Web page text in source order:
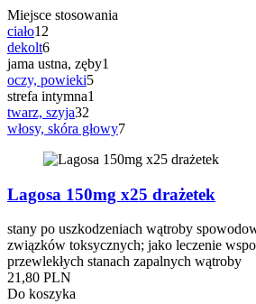
Miejsce stosowania
ciało12
dekolt6
jama ustna, zęby1
oczy, powieki5
strefa intymna1
twarz, szyja32
włosy, skóra głowy7
Lagosa 150mg x25 drażetek
stany po uszkodzeniach wątroby
związków toksycznych; jako leczenie
przewlekłych stanach zapalnych wątroby
21,80 PLN
Do koszyka